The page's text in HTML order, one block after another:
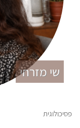
שי מזרחי
פסיכולוגית